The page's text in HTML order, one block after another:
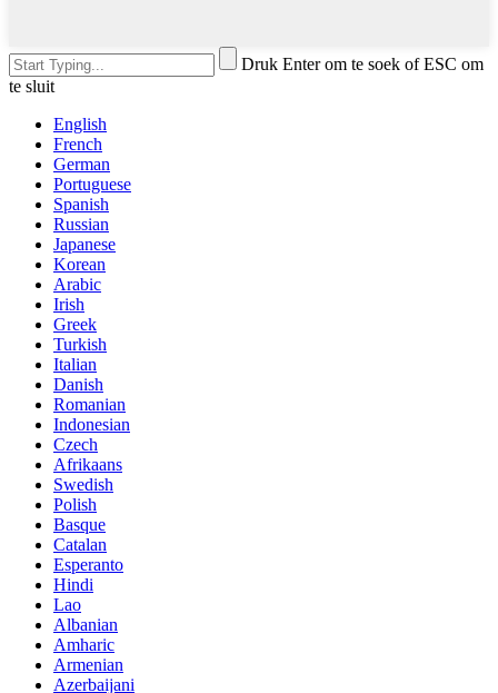
Druk Enter om te soek of ESC om
te sluit
English
French
German
Portuguese
Spanish
Russian
Japanese
Korean
Arabic
Irish
Greek
Turkish
Italian
Danish
Romanian
Indonesian
Czech
Afrikaans
Swedish
Polish
Basque
Catalan
Esperanto
Hindi
Lao
Albanian
Amharic
Armenian
Azerbaijani